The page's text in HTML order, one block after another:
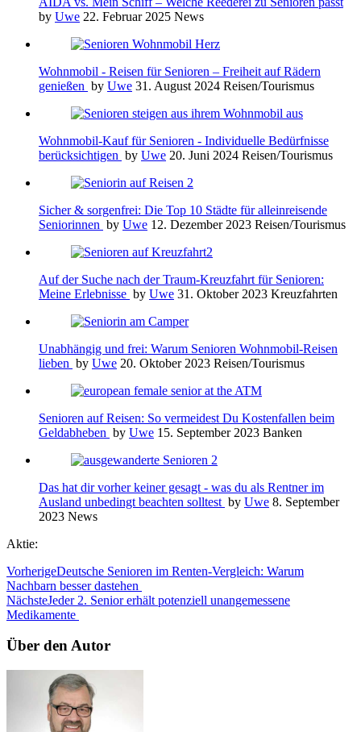
by Uwe 22. Februar 2025 News
Wohnmobil - Reisen für Senioren – Freiheit auf Rädern
genießen by Uwe 31. August 2024 Reisen/Tourismus
Wohnmobil-Kauf für Senioren - Individuelle Bedürfnisse
berücksichtigen by Uwe 20. Juni 2024 Reisen/Tourismus
Sicher & sorgenfrei: Die Top 10 Städte für alleinreisende
Seniorinnen by Uwe 12. Dezember 2023 Reisen/Tourismus
Auf der Suche nach der Traum-Kreuzfahrt für Senioren:
Meine Erlebnisse by Uwe 31. Oktober 2023 Kreuzfahrten
Unabhängig und frei: Warum Senioren Wohnmobil-Reisen
lieben by Uwe 20. Oktober 2023 Reisen/Tourismus
Senioren auf Reisen: So vermeidest Du Kostenfallen beim
Geldabheben by Uwe 15. September 2023 Banken
Das hat dir vorher keiner gesagt - was du als Rentner im
Ausland unbedingt beachten solltest by Uwe 8. September
2023 News
Aktie:
VorherigeDeutsche Senioren im Renten-Vergleich: Warum
Nachbarn besser dastehen
NächsteJeder 2. Senior erhält potenziell unangemessene
Medikamente
Über den Autor